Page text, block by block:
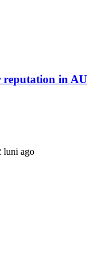
reputation in AU
luni ago